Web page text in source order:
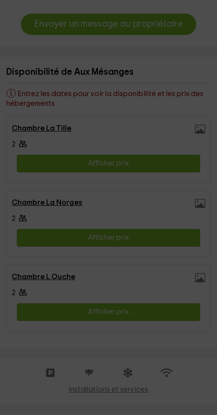
Envoyer un message au propriétaire
Disponibilité de Aux Mésanges
Entrez les dates pour voir la disponibilité et les prix des
hébergements
Chambre La Tille
2
Afficher prix
Chambre La Norges
2
Afficher prix
Chambre L Ouche
2
Afficher prix
Installations et services